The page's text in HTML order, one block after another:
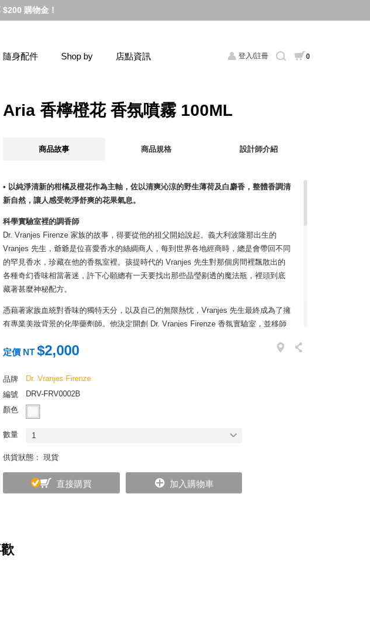
購物金！
登入/註冊 0
隨身配件 Shop by 店點資訊
Aria 香檸橙花 香氛噴霧 100ML
商品故事 商品規格 設計師介紹
• 以純淨清新的柑橘及橙花作為主軸，佐以清爽沁涼的野生薄荷及白麝香，整體香調清
新自然，讓人感受乾淨舒爽的花果氣息。
科學實驗室裡的調香師
Dr. Vranjes Firenze 家族的故事，得要從他的祖父開始說起。義大利波隆那出生的
Vranjes 先生，爺爺是位喜愛香水的絲綢商人，每到世界各地經商時，總是會帶回不同
的罕見香水，珍藏在他的香氛室裡。孩提時代的 Vranjes 先生對那個房間裡飄散出的
各種奇幻香味相當著迷，許下心願總有一天要找出那些晶瑩剔透的魔法瓶，裡頭到底
藏著甚麼神秘配方。
憑藉著家族血統對香味的獨特天分，以及自己的無限熱忱，Vranjes 先生最終成為了擁
有專業美妝背景的化學藥劑師。他決定開創 Dr. Vranjes Firenze 香氛實驗室，並移師
藝術裝置。
提到香水，或許多數人都會聯想到法國，但事實上，法國的香水工藝歷史，可要追溯
到 1533 年的一場法義聯姻。當年來自翡冷翠貴族世家的凱薩琳梅第奇，遠嫁法國國王
亨利二世時，就帶著專屬的義國調香師隨行，這名調香師為凱薩琳皇后研發的各種美
藝術設計是我們在富足的物質生活之外，防止心靈匱乏的眾多手段之一。而在有形的
藝術品與設計物件之外，尚有一種無形的藝術裝置，那就是「氣味」。雖不可見也不
可觸摸，但是嗅覺能瞬時連結過往的記憶，或是製造不曾有的經驗。透過氣味的暗
Dr. Vranjes Firenze 香氛實驗室以科學的角度出發，將古老傳統的翡冷翠香氣重新釀造
定價 NT $2,000
品牌
Dr. Vranjes Firenze
編號
DRV-FRV0002B
顏色
數量 1
供貨狀態： 現貨
直接購買 加入購物車